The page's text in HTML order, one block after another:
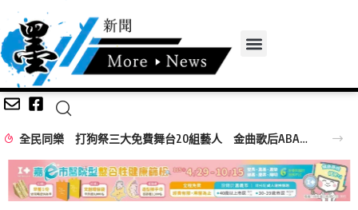
全民同樂 打狗祭三大免費舞台20組藝人 金曲歌后ABAO阿爆、布拉瑞揚舞團熱力引爆